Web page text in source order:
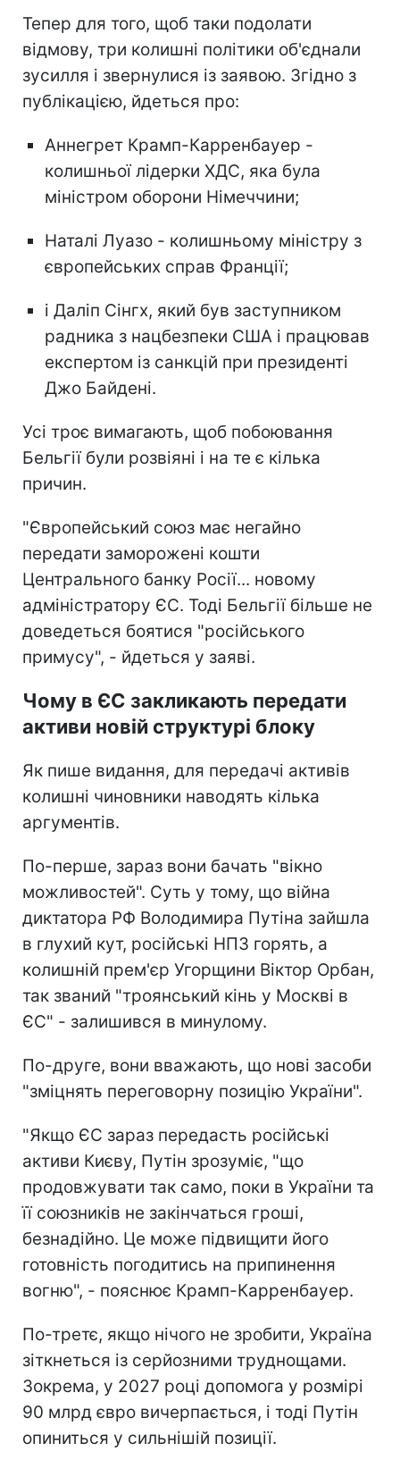
Тепер для того, щоб таки подолати
відмову, три колишні політики об'єднали
зусилля і звернулися із заявою. Згідно з
публікацією, йдеться про:
Аннегрет Крамп-Карренбауер -
колишньої лідерки ХДС, яка була
міністром оборони Німеччини;
Наталі Луазо - колишньому міністру з
європейських справ Франції;
і Даліп Сінгх, який був заступником
радника з нацбезпеки США і працював
експертом із санкцій при президенті
Джо Байдені.
Усі троє вимагають, щоб побоювання
Бельгії були розвіяні і на те є кілька
причин.
"Європейський союз має негайно
передати заморожені кошти
Центрального банку Росії... новому
адміністратору ЄС. Тоді Бельгії більше не
доведеться боятися "російського
примусу", - йдеться у заяві.
Чому в ЄС закликають передати
активи новій структурі блоку
Як пише видання, для передачі активів
колишні чиновники наводять кілька
аргументів.
По-перше, зараз вони бачать "вікно
можливостей". Суть у тому, що війна
диктатора РФ Володимира Путіна зайшла
в глухий кут, російські НПЗ горять, а
колишній прем'єр Угорщини Віктор Орбан,
так званий "троянський кінь у Москві в
ЄС" - залишився в минулому.
По-друге, вони вважають, що нові засоби
"зміцнять переговорну позицію України".
"Якщо ЄС зараз передасть російські
активи Києву, Путін зрозуміє, "що
продовжувати так само, поки в України та
її союзників не закінчаться гроші,
безнадійно. Це може підвищити його
готовність погодитись на припинення
вогню", - пояснює Крамп-Карренбауер.
По-третє, якщо нічого не зробити, Україна
зіткнеться із серйозними труднощами.
Зокрема, у 2027 році допомога у розмірі
90 млрд євро вичерпається, і тоді Путін
опиниться у сильнішій позиції.